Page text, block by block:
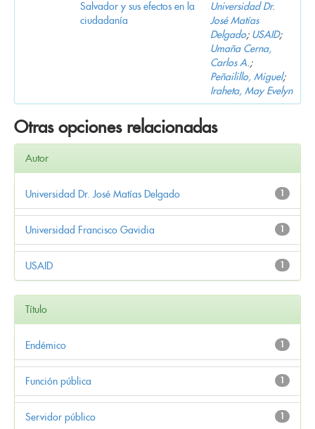
Salvador y sus efectos en la
ciudadanía
Universidad Dr.
José Matías
Delgado; USAID;
Umaña Cerna,
Carlos A.;
Peñailillo, Miguel;
Iraheta, May Evelyn
Otras opciones relacionadas
Autor
1
Universidad Dr. José Matías Delgado
1
Universidad Francisco Gavidia
1
USAID
Título
1
Endémico
1
Función pública
1
Servidor público